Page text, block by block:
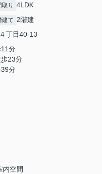
取り 4LDK
建て 2階建
４丁目40-13
分
歩23分
39分
内空間